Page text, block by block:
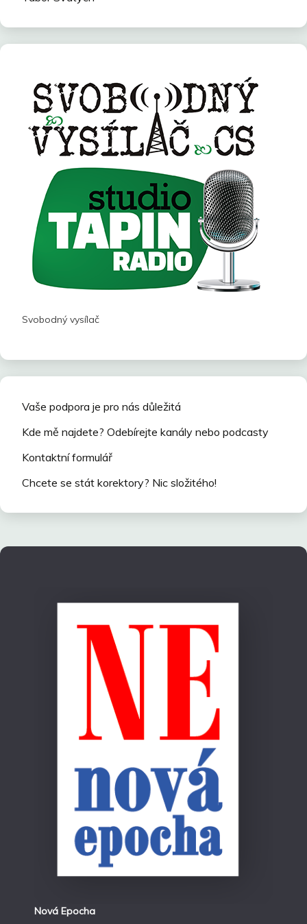
Svobodný vysílač
Vaše podpora je pro nás důležitá
Kde mě najdete? Odebírejte kanály nebo podcasty
Kontaktní formulář
Chcete se stát korektory? Nic složitého!
Nová Epocha